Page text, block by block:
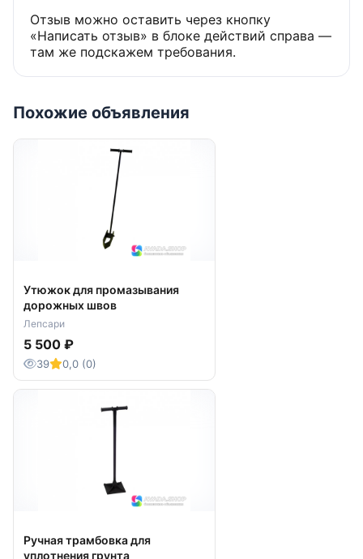
Отзыв можно оставить через кнопку
«Написать отзыв» в блоке действий справа —
там же подскажем требования.
Похожие объявления
Утюжок для промазывания
дорожных швов
Лепсари
5 500 ₽
39 0,0 (0)
Ручная трамбовка для
уплотнения грунта